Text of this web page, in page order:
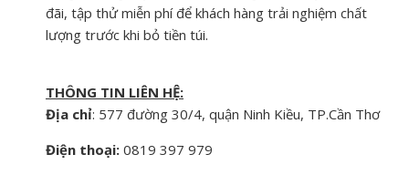
đãi, tập thử miễn phí để khách hàng trải nghiệm chất
lượng trước khi bỏ tiền túi.
THÔNG TIN LIÊN HỆ:
Địa chỉ: 577 đường 30/4, quận Ninh Kiều, TP.Cần Thơ
Điện thoại: 0819 397 979